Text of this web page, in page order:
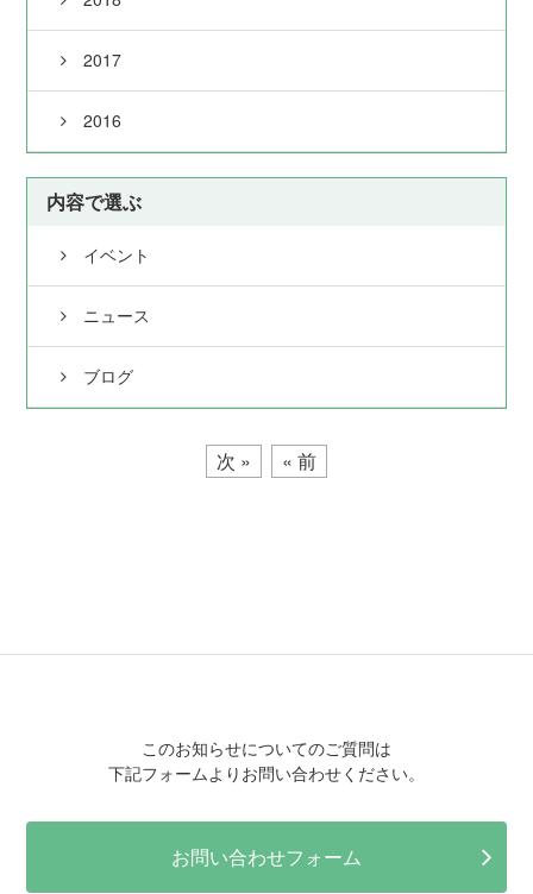
2017
2016
内容で選ぶ
イベント
ニュース
ブログ
次 » « 前
このお知らせについてのご質問は
下記フォームよりお問い合わせください。
お問い合わせフォーム